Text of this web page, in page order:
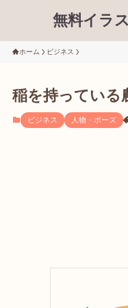
無料イラ
ホーム ビジネス
稲を持っている
ビジネス 人物・ポーズ